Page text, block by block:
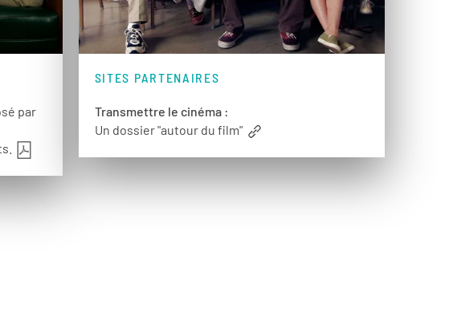
par
SITES PARTENAIRES
Transmettre le cinéma :
Un dossier "autour du film"